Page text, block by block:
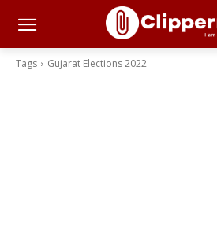
Tags Gujarat Elections 2022